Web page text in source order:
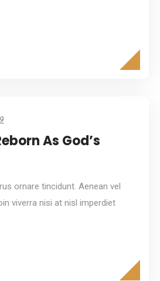
As God’s
ornare tincidunt. Aenean vel
viverra nisi at nisl imperdiet